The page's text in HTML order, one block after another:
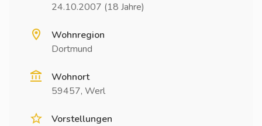
24.10.2007 (18 Jahre)
Wohnregion
Dortmund
Wohnort
59457, Werl
Vorstellungen